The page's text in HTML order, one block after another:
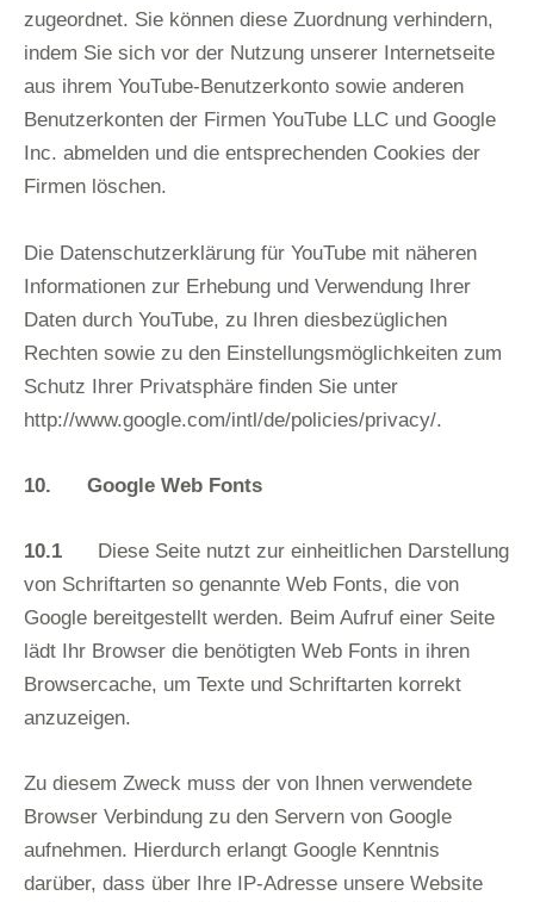
zugeordnet. Sie können diese Zuordnung verhindern,
indem Sie sich vor der Nutzung unserer Internetseite
aus ihrem YouTube-Benutzerkonto sowie anderen
Benutzerkonten der Firmen YouTube LLC und Google
Inc. abmelden und die entsprechenden Cookies der
Firmen löschen.
Die Datenschutzerklärung für YouTube mit näheren
Informationen zur Erhebung und Verwendung Ihrer
Daten durch YouTube, zu Ihren diesbezüglichen
Rechten sowie zu den Einstellungsmöglichkeiten zum
Schutz Ihrer Privatsphäre finden Sie unter
http://www.google.com/intl/de/policies/privacy/.
10. Google Web Fonts
10.1
Diese Seite nutzt zur einheitlichen Darstellung
von Schriftarten so genannte Web Fonts, die von
Google bereitgestellt werden. Beim Aufruf einer Seite
lädt Ihr Browser die benötigten Web Fonts in ihren
Browsercache, um Texte und Schriftarten korrekt
anzuzeigen.
Zu diesem Zweck muss der von Ihnen verwendete
Browser Verbindung zu den Servern von Google
aufnehmen. Hierdurch erlangt Google Kenntnis
darüber, dass über Ihre IP-Adresse unsere Website